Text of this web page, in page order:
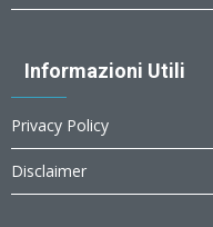
Informazioni Utili
Privacy Policy
Disclaimer